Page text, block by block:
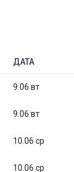
ДАТА
9.06 вт
9.06 вт
10.06 ср
10.06 ср